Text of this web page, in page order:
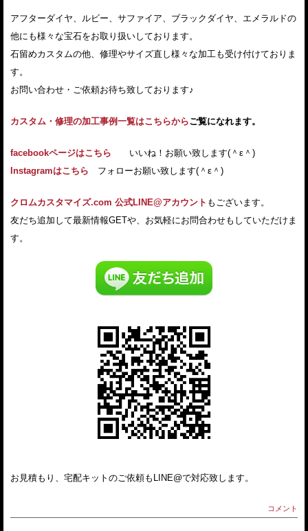
アフターダイヤ、ルビー、サファイア、ブラックダイヤ、エメラルドの
他にも様々な宝石をお取り扱いしております。
石留めカスタムの他、修理やサイズ直し様々な加工も受け付けておりま
す。
お問い合わせ・ご依頼お待ち致しております♪
カスタム・修理の加工事例一覧はこちらからご覧になれます。
facebookページはこちら いいね！お願い致します(＾ε＾)
Instagramはこちら フォローお願い致します(＾ε＾)
クロムカスタマイズ.com 公式LINE@アカウント もございます。
友だち追加して最新情報GETや、お気軽にお問合わせもしていただけま
す。
お見積もり、宅配キットのご依頼もLINE@で対応致します。
コメント